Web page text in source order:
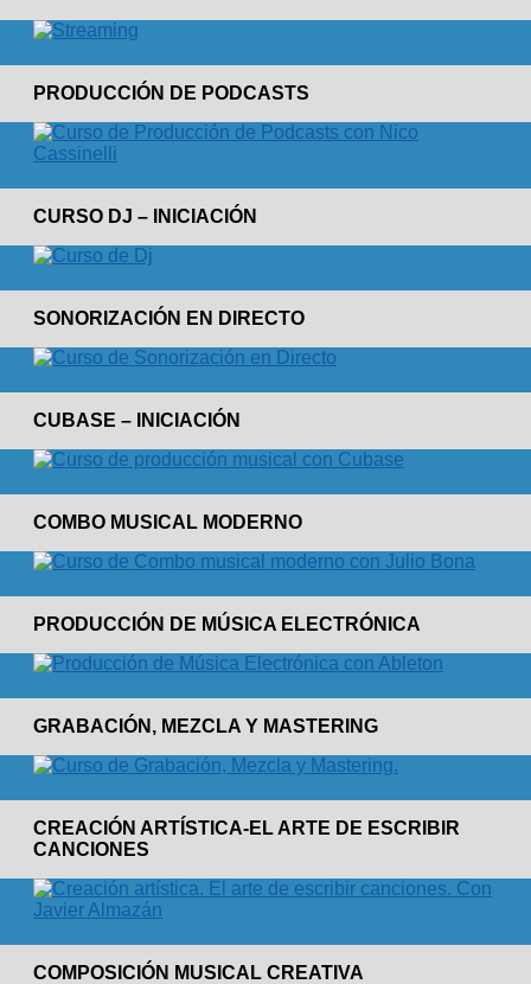
PRODUCCIÓN DE PODCASTS
CURSO DJ – INICIACIÓN
SONORIZACIÓN EN DIRECTO
CUBASE – INICIACIÓN
COMBO MUSICAL MODERNO
PRODUCCIÓN DE MÚSICA ELECTRÓNICA
GRABACIÓN, MEZCLA Y MASTERING
CREACIÓN ARTÍSTICA-EL ARTE DE ESCRIBIR
CANCIONES
COMPOSICIÓN MUSICAL CREATIVA